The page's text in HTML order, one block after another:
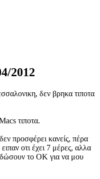
2012
δεν βρηκα τιποτα
τιποτα.
προσφέρει κανείς, πέρα
οτι έχει 7 μέρες, αλλα
το OK για να μου